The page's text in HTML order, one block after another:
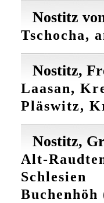
Nostitz
Tschocha,
Nostitz,
Laasan,
Pläswitz,
Nostitz,
Alt-
Schlesien